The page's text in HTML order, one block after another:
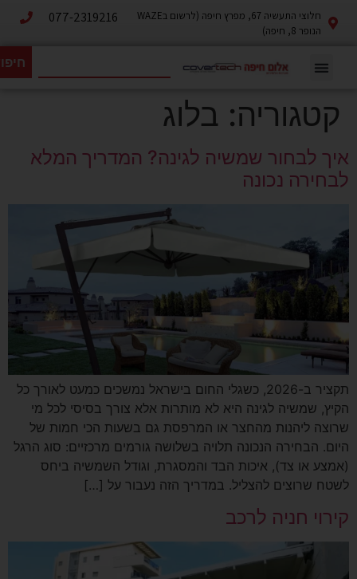
חלוצי התעשיה 67, מפרץ חיפה (לרשום בWAZE
הנופר 8, חיפה)
077-2319216
קטגוריה: בלוג
איך לבחור שמשיה לגינה? המדריך המלא
לבחירה נכונה
תקציר ב-2026, כשגלי החום בישראל נמשכים כמעט לאורך כל
הקיץ, שמשיה לגינה היא לא מותרות אלא צורך בסיסי לכל מי
שרוצה ליהנות מהחצר או המרפסת גם בשעות הכי חמות של
היום. הבחירה הנכונה תלויה בשלושה גורמים מרכזיים: סוג הרגל
(אמצע או צד), איכות הבד והמסגרת, וגודל השמשיה ביחס
לשטח שרוצים להצליל. במדריך הזה נעבור על […]
קירוי חניה לרכב